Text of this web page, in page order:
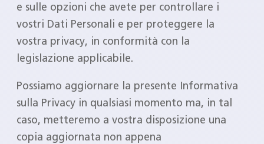
e sulle opzioni che avete per controllare i
vostri Dati Personali e per proteggere la
vostra privacy, in conformità con la
legislazione applicabile.
Possiamo aggiornare la presente Informativa
sulla Privacy in qualsiasi momento ma, in tal
caso, metteremo a vostra disposizione una
copia aggiornata non appena